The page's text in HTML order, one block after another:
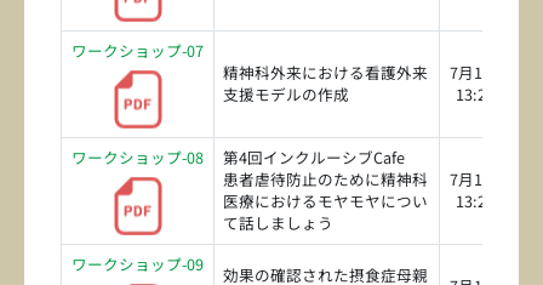
ワークショップ-07
精神科外来における看護外来
支援モデルの作成
7月18日（土
13:20～
ワークショップ-08
第4回インクルーシブCafe
患者虐待防止のために精神科
医療におけるモヤモヤについ
て話しましょう
7月18日（土
13:20～
ワークショップ-09 効果の確認された摂食症母親